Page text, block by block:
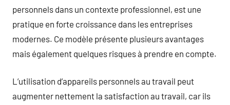
personnels dans un contexte professionnel, est une
pratique en forte croissance dans les entreprises
modernes. Ce modèle présente plusieurs avantages
mais également quelques risques à prendre en compte.
L’utilisation d’appareils personnels au travail peut
augmenter nettement la satisfaction au travail, car ils